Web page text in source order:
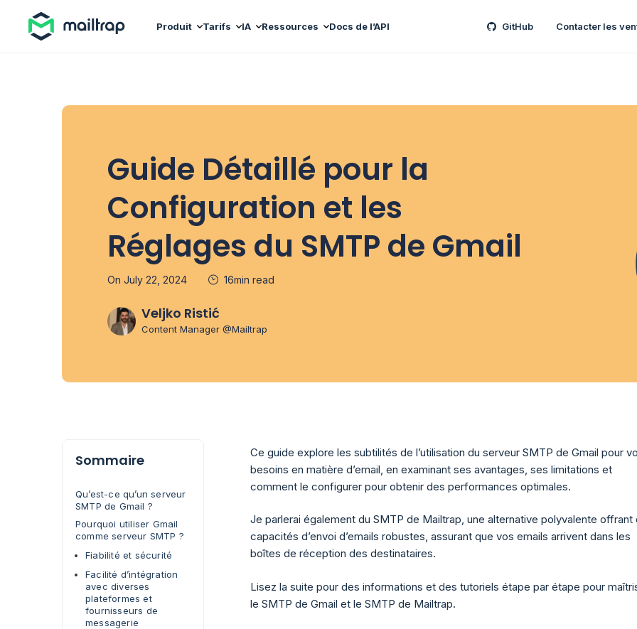
Produit Tarifs IA Ressources Docs de l’API GitHub Contacter les
Guide Détaillé pour la
Configuration et les
Réglages du SMTP de Gmail
On July 22, 2024 16min read
Veljko Ristić
Content Manager @Mailtrap
Sommaire
Qu’est-ce qu’un serveur
SMTP de Gmail ?
Pourquoi utiliser Gmail
comme serveur SMTP ?
Fiabilité et sécurité
Facilité d’intégration
avec diverses
plateformes et
fournisseurs de
messagerie
Ce guide explore les subtilités de l’utilisation du serveur SMTP de Gmail pour
besoins en matière d’email, en examinant ses avantages, ses limitations et
comment le configurer pour obtenir des performances optimales.
Je parlerai également du SMTP de Mailtrap, une alternative polyvalente offrant
capacités d’envoi d’emails robustes, assurant que vos emails arrivent dans les
boîtes de réception des destinataires.
Lisez la suite pour des informations et des tutoriels étape par étape pour
le SMTP de Gmail et le SMTP de Mailtrap.